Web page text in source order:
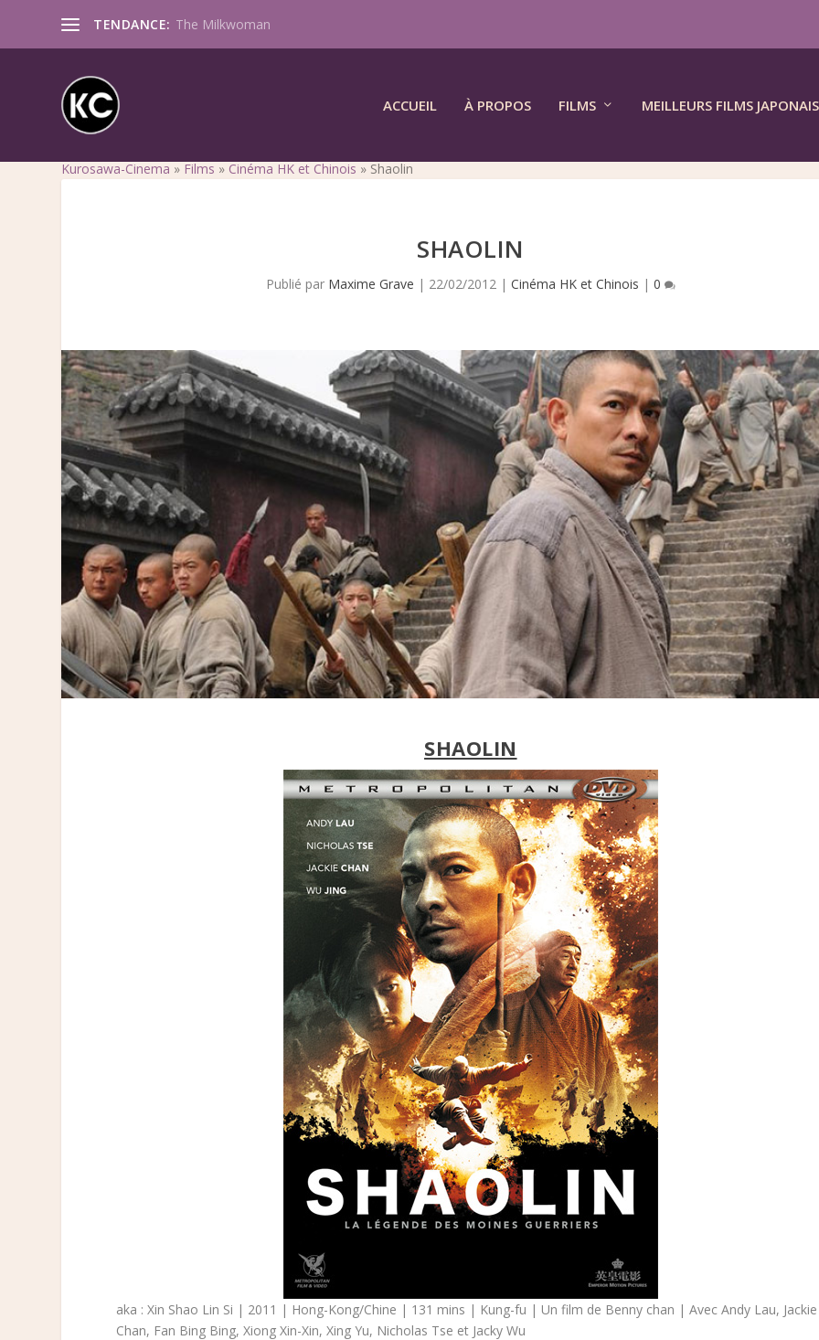
TENDANCE: The Milkwoman
ACCUEIL À PROPOS FILMS MEILLEURS FILMS JAPONAIS
Kurosawa-Cinema » Films » Cinéma HK et Chinois » Shaolin
SHAOLIN
Publié par Maxime Grave | 22/02/2012| Cinéma HK et Chinois | 0
SHAOLIN
aka : Xin Shao Lin Si | 2011 | Hong-Kong/Chine | 131 mins | Kung-fu | Un film de Benny chan | Avec Andy Lau, Jackie
Chan, Fan Bing Bing, Xiong Xin-Xin, Xing Yu, Nicholas Tse et Jacky Wu